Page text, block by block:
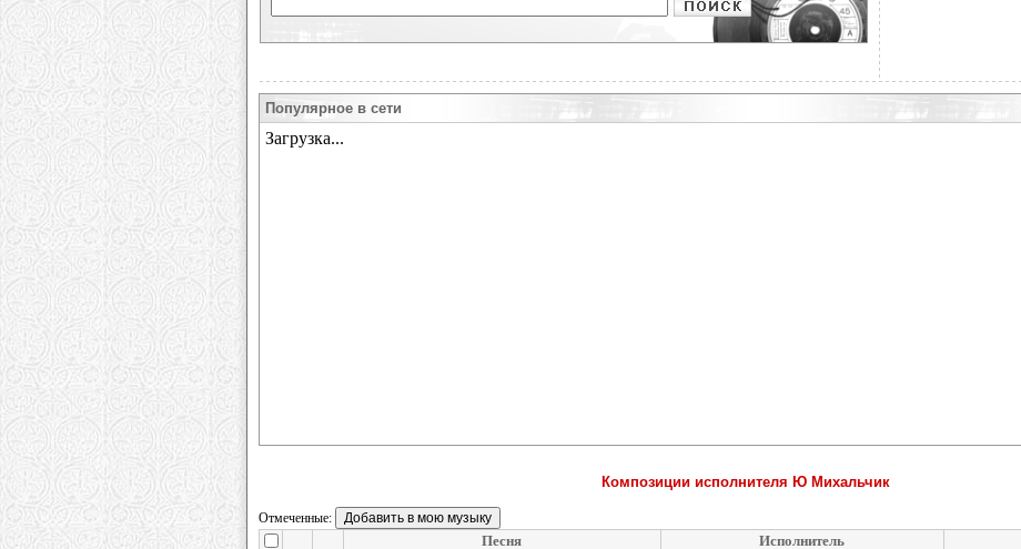
Популярное в сети
Композиции исполнителя Ю Михальчик
Отмеченные:
Песня Исполнитель